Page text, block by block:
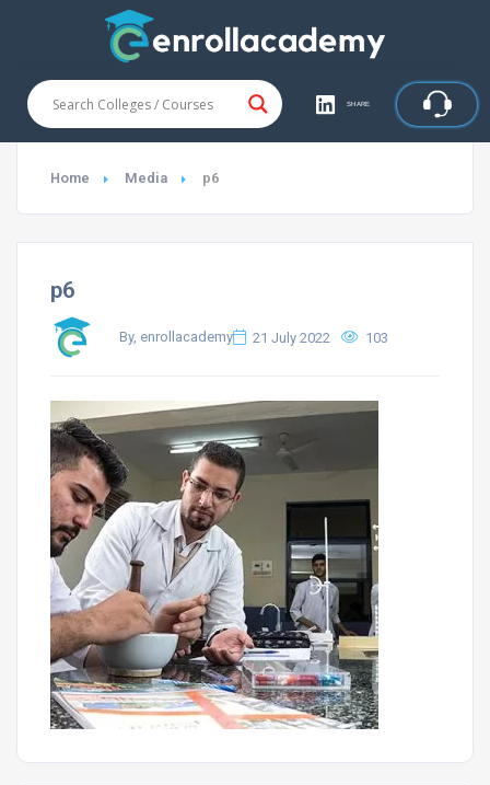
SHARE
Home Media p6
p6
By, enrollacademy 21 July 2022 103